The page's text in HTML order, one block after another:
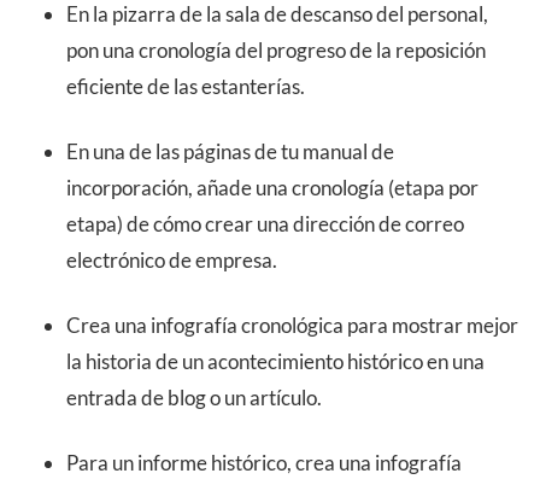
En la pizarra de la sala de descanso del personal,
pon una cronología del progreso de la reposición
eficiente de las estanterías.
En una de las páginas de tu manual de
incorporación, añade una cronología (etapa por
etapa) de cómo crear una dirección de correo
electrónico de empresa.
Crea una infografía cronológica para mostrar mejor
la historia de un acontecimiento histórico en una
entrada de blog o un artículo.
Para un informe histórico, crea una infografía